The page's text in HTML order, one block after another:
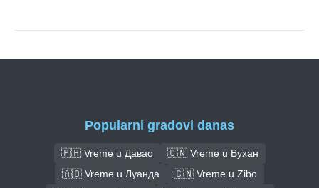
Popularni gradovi danas
🇵🇭 Vreme u Давао
🇨🇳 Vreme u Вухан
🇦🇴 Vreme u Луанда
🇨🇳 Vreme u Zibo